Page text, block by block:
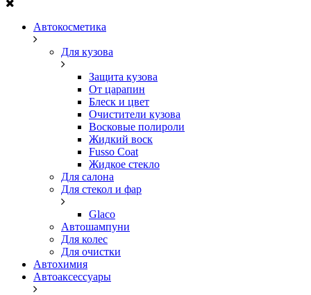
Автокосметика
Для кузова
Защита кузова
От царапин
Блеск и цвет
Очистители кузова
Восковые полироли
Жидкий воск
Fusso Coat
Жидкое стекло
Для салона
Для стекол и фар
Glaco
Автошампуни
Для колес
Для очистки
Автохимия
Автоаксессуары